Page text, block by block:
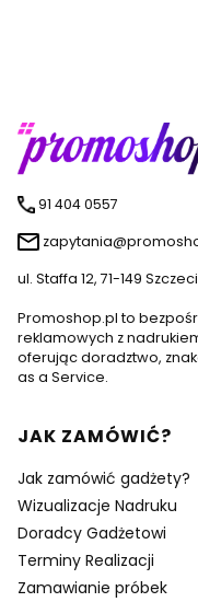
91 404 0557
ul. Staffa 12, 71-149
Promoshop.pl to
reklamowych z
oferując doradztwo,
as a Service.
Linki w stopce
JAK ZAMÓWIĆ?
Jak zamówić gadżety?
Wizualizacje Nadruku
Doradcy Gadżetowi
Terminy Realizacji
Zamawianie próbek